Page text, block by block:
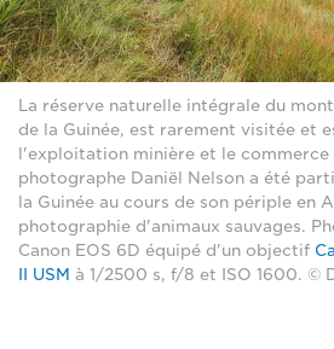
La réserve naturelle intégrale du
de la Guinée, est rarement visitée et
l'exploitation minière et le commerce
photographe Daniël Nelson a été
la Guinée au cours de son périple en
photographie d'animaux sauvages.
Canon EOS 6D équipé d'un objectif
II USM à 1/2500 s, f/8 et ISO 1600. ©